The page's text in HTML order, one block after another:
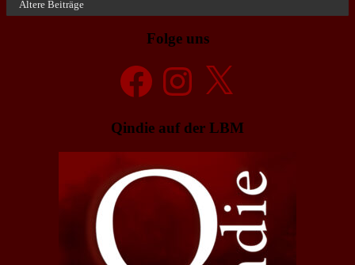
Ältere Beiträge
Folge uns
FacebookInstagramX
Qindie auf der LBM